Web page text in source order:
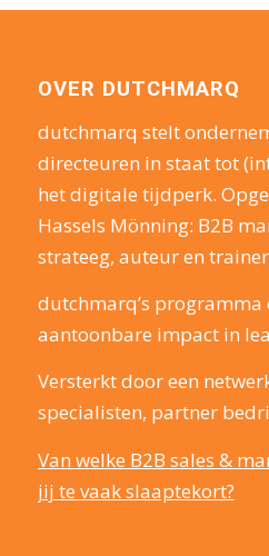
OVER DUTCHMARQ
dutchmarq stelt
directeuren in staat tot
het digitale tijdperk.
Hassels Mönning: B2B
strateeg, auteur en
dutchmarq’s
aantoonbare impact in
Versterkt door een
specialisten, partner
Van welke B2B sales &
jij te vaak slaaptekort?